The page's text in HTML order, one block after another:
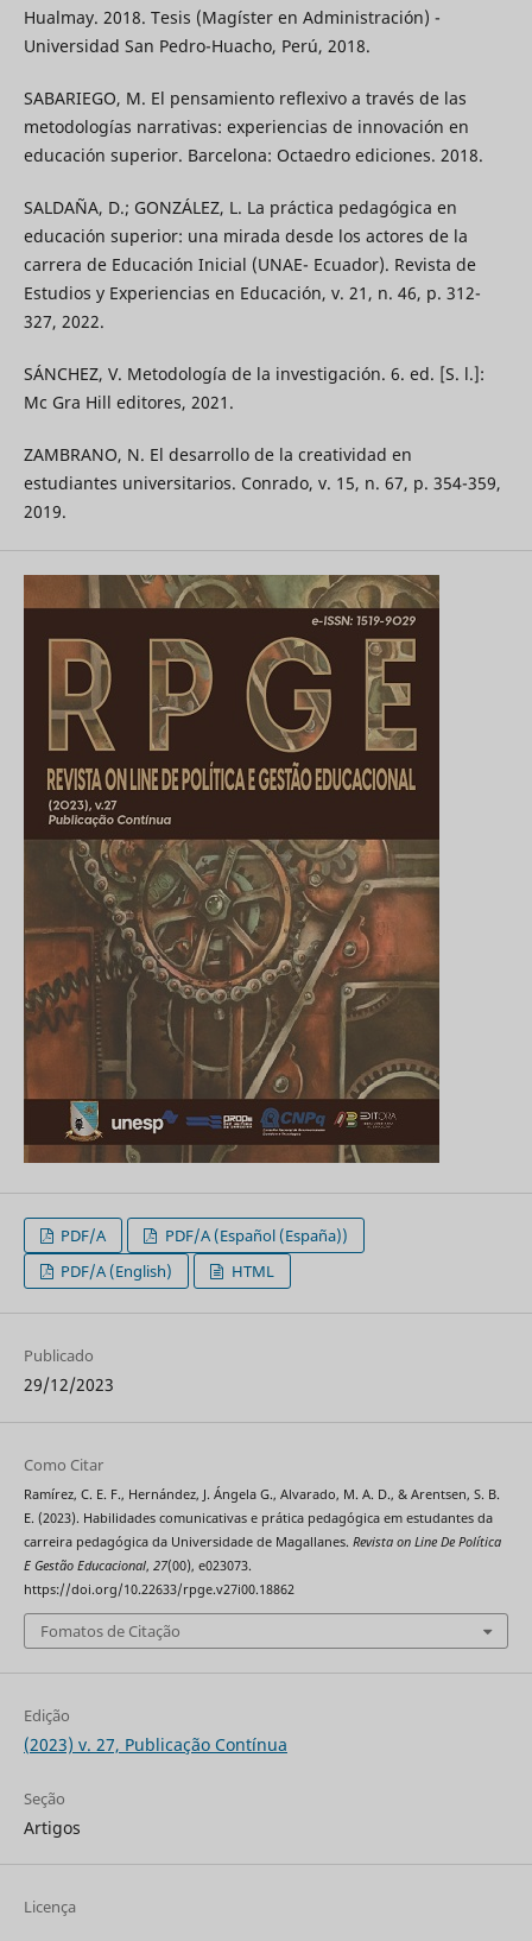
Hualmay. 2018. Tesis (Magíster en Administración) -
Universidad San Pedro-Huacho, Perú, 2018.
SABARIEGO, M. El pensamiento reflexivo a través de las
metodologías narrativas: experiencias de innovación en
educación superior. Barcelona: Octaedro ediciones. 2018.
SALDAÑA, D.; GONZÁLEZ, L. La práctica pedagógica en
educación superior: una mirada desde los actores de la
carrera de Educación Inicial (UNAE- Ecuador). Revista de
Estudios y Experiencias en Educación, v. 21, n. 46, p. 312-
327, 2022.
SÁNCHEZ, V. Metodología de la investigación. 6. ed. [S. l.]:
Mc Gra Hill editores, 2021.
ZAMBRANO, N. El desarrollo de la creatividad en
estudiantes universitarios. Conrado, v. 15, n. 67, p. 354-359,
2019.
PDF/A
PDF/A (Español (España))
PDF/A (English)
HTML
Publicado
29/12/2023
Como Citar
Ramírez, C. E. F., Hernández, J. Ángela G., Alvarado, M. A. D., & Arentsen, S. B.
E. (2023). Habilidades comunicativas e prática pedagógica em estudantes da
carreira pedagógica da Universidade de Magallanes. Revista on Line De Política
E Gestão Educacional, 27(00), e023073.
https://doi.org/10.22633/rpge.v27i00.18862
Fomatos de Citação
Edição
(2023) v. 27, Publicação Contínua
Seção
Artigos
Licença